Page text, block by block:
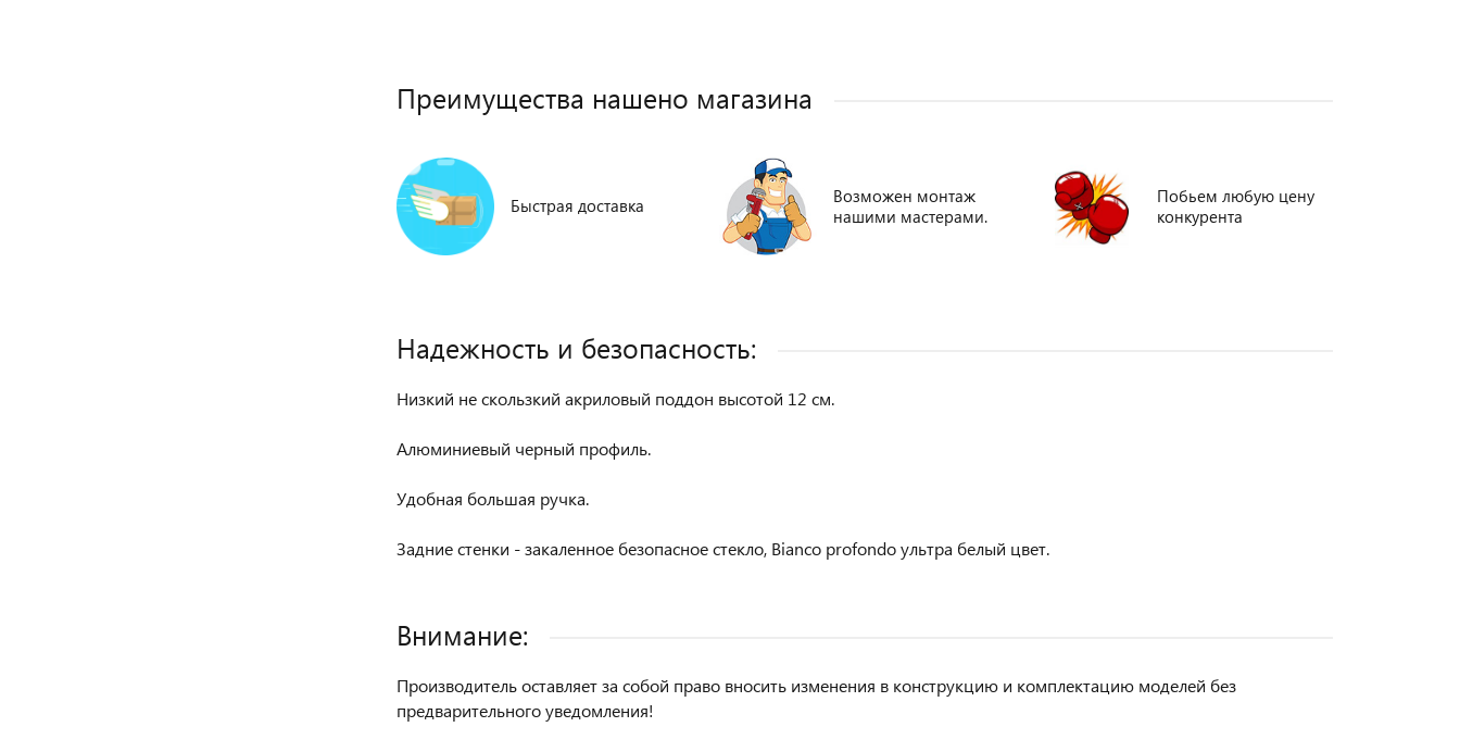
Преимущества нашено магазина
Быстрая доставка
Возможен монтаж
нашими мастерами.
Побьем любую цену
конкурента
Надежность и безопасность:
Низкий не скользкий акриловый поддон высотой 12 см.
Алюминиевый черный профиль.
Удобная большая ручка.
Задние стенки - закаленное безопасное стекло, Bianco profondo ультра белый цвет.
Внимание:
Производитель оставляет за собой право вносить изменения в конструкцию и комплектацию моделей без
предварительного уведомления!